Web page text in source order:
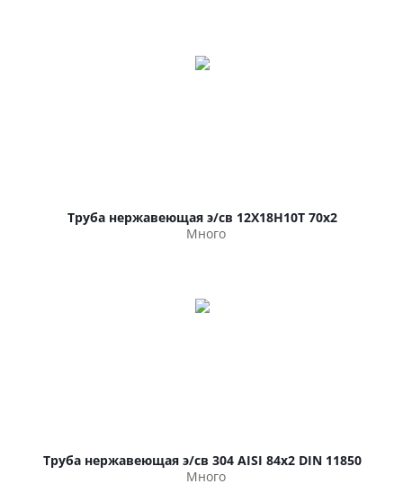
Труба нержавеющая э/св 12Х18Н10Т 70х2
Много
Труба нержавеющая э/св 304 AISI 84х2 DIN 11850
Много